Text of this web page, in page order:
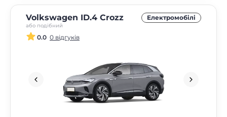
Volkswagen ID.4 Crozz
або подібний
Електромобілі
0.0 0 відгуків